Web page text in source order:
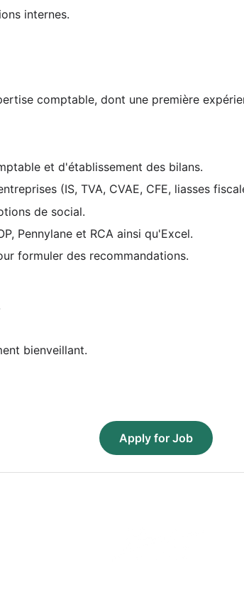
internes.
comptable, dont une première
et d'établissement des bilans.
(IS, TVA, CVAE, CFE, liasses
de social.
Pennylane et RCA ainsi qu'Excel.
formuler des recommandations.
bienveillant.
Apply for Job